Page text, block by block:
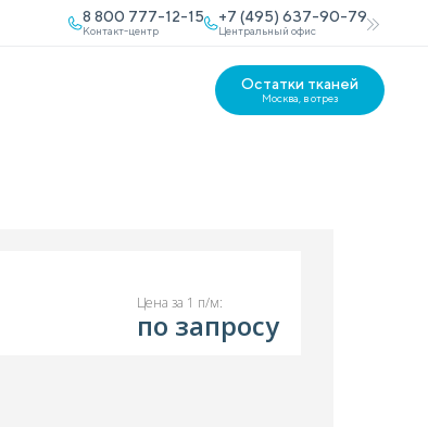
8 800 777-12-15
Контакт-центр
+7 (495) 637-90-79
Центральный офис
Остатки тканей
Москва, в отрез
Цена за 1 п/м:
по запросу